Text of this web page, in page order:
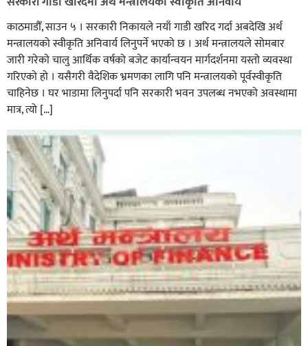
काठमाडौँ, साउन ५ । सरकारी निकायले नयाँ गाडी खरिद गर्दा अबदेखि अर्थ
मन्त्रालयको स्वीकृति अनिवार्य लिनुपर्ने भएको छ । अर्थ मन्त्रालयले सोमबार
जारी गरेको चालु आर्थिक वर्षको बजेट कार्यान्वयन मार्गदर्शनमा यस्तो व्यवस्था
गरिएको हो । यसैगरी वैदेशिक भ्रमणका लागि पनि मन्त्रालयको पूर्वस्वीकृति
चाहिनेछ । घर भाडामा लिनुपर्दा पनि सरकारी भवन उपलब्ध नभएको अवस्थामा
मात्र, त्यो […]